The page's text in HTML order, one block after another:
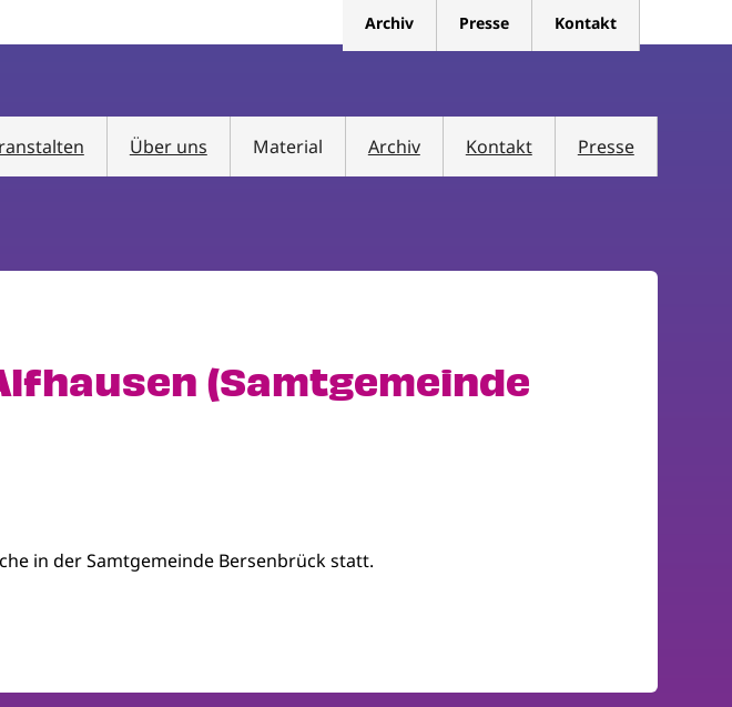
Archiv Presse Kontakt
Über uns Material Archiv Kontakt Presse
(Samtgemeinde
in der Samtgemeinde Bersenbrück statt.